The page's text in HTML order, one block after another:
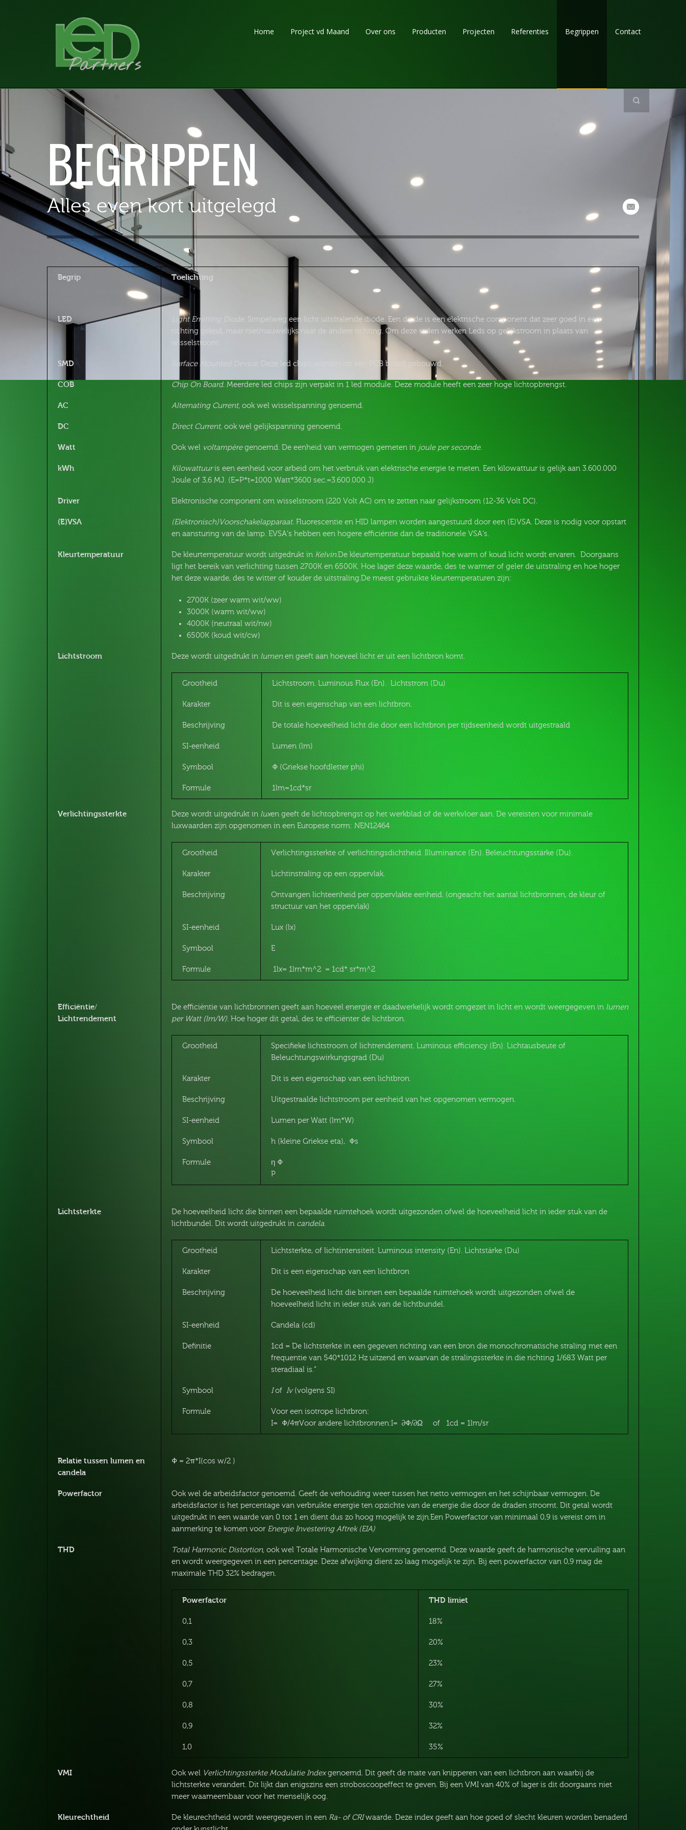
Home Project vd Maand Over ons Producten Projecten Referenties Begrippen Contact
BEGRIPPEN
Alles even kort uitgelegd
Begrip Toelichting
LED Light Emitting Diode. Simpelweg een licht uitstralende diode. Een diode is een elektrische component dat zeer goed in een
richting geleid, maar niet/nauwelijks naar de andere richting. Om deze reden werken Leds op gelijkstroom in plaats van
wisselstroom.
SMD Surface Mounted Device. Deze led chips worden op een PCB board gebouwd.
COB Chip On Board. Meerdere led chips zijn verpakt in 1 led module. Deze module heeft een zeer hoge lichtopbrengst.
AC Alternating Current, ook wel wisselspanning genoemd.
DC Direct Current, ook wel gelijkspanning genoemd.
Watt Ook wel voltampèregenoemd. De eenheid van vermogen gemeten in joule per seconde.
kWh Kilowattuuris een eenheid voor arbeid om het verbruik van elektrische energie te meten. Een kilowattuur is gelijk aan 3.600.000
Joule of 3,6 MJ. (E=P*t=1000 Watt*3600 sec.=3.600.000 J)
Driver Elektronische component om wisselstroom (220 Volt AC) om te zetten naar gelijkstroom (12-36 Volt DC).
(E)VSA (Elektronisch)Voorschakelapparaat. Fluorescentie en HID lampen worden aangestuurd door een (E)VSA. Deze is nodig voor opstart
en aansturing van de lamp. EVSA’s hebben een hogere efficiëntie dan de traditionele VSA’s.
Kleurtemperatuur De kleurtemperatuur wordt uitgedrukt in Kelvin.De kleurtemperatuur bepaald hoe warm of koud licht wordt ervaren. Doorgaans
ligt het bereik van verlichting tussen 2700K en 6500K. Hoe lager deze waarde, des te warmer of geler de uitstraling en hoe hoger
het deze waarde, des te witter of kouder de uitstraling.De meest gebruikte kleurtemperaturen zijn:
2700K (zeer warm wit/ww)
3000K (warm wit/ww)
4000K (neutraal wit/nw)
6500K (koud wit/cw)
Lichtstroom Deze wordt uitgedrukt in lumenen geeft aan hoeveel licht er uit een lichtbron komt.
Grootheid Lichtstroom. Luminous Flux (En). Lichtstrom (Du)
Karakter Dit is een eigenschap van een lichtbron.
Beschrijving De totale hoeveelheid licht die door een lichtbron per tijdseenheid wordt uitgestraald
SI-eenheid Lumen (lm)
Symbool Φ (Griekse hoofdletter phi)
Formule 1lm=1cd*sr
Verlichtingssterkte Deze wordt uitgedrukt in luxen geeft de lichtopbrengst op het werkblad of de werkvloer aan. De vereisten voor minimale
luxwaarden zijn opgenomen in een Europese norm: NEN12464
Grootheid Verlichtingssterkte of verlichtingsdichtheid. Illuminance (En). Beleuchtungsstärke (Du).
Karakter Lichtinstraling op een oppervlak.
Beschrijving
Ontvangen lichteenheid per oppervlakte eenheid. (ongeacht het aantal lichtbronnen, de kleur of
structuur van het oppervlak)
SI-eenheid Lux (lx)
Symbool E
Formule 1lx= 1lm*m^2 = 1cd* sr*m^2
Efficiëntie/
Lichtrendement
De efficiëntie van lichtbronnen geeft aan hoeveel energie er daadwerkelijk wordt omgezet in licht en wordt weergegeven in lumen
per Watt (lm/W). Hoe hoger dit getal, des te efficiënter de lichtbron.
Grootheid
Specifieke lichtstroom of lichtrendement. Luminous efficiency (En). Lichtausbeute of
Beleuchtungswirkungsgrad (Du)
Karakter Dit is een eigenschap van een lichtbron.
Beschrijving Uitgestraalde lichtstroom per eenheid van het opgenomen vermogen.
SI-eenheid Lumen per Watt (lm*W)
Symbool h (kleine Griekse eta), Φs
Formule
η Φ
P
Lichtsterkte
De hoeveelheid licht die binnen een bepaalde ruimtehoek wordt uitgezonden ofwel de hoeveelheid licht in ieder stuk van de
lichtbundel. Dit wordt uitgedrukt in candela.
Grootheid Lichtsterkte, of lichtintensiteit. Luminous intensity (En). Lichtstärke (Du)
Karakter Dit is een eigenschap van een lichtbron
Beschrijving
De hoeveelheid licht die binnen een bepaalde ruimtehoek wordt uitgezonden ofwel de
hoeveelheid licht in ieder stuk van de lichtbundel.
SI-eenheid Candela (cd)
Definitie
1cd = De lichtsterkte in een gegeven richting van een bron die monochromatische straling met een
frequentie van 540*1012 Hz uitzend en waarvan de stralingssterkte in die richting 1/683 Watt per
steradiaal is.”
Symbool Iof Iv(volgens SI)
Formule
Voor een isotrope lichtbron:
I= Φ/4πVoor andere lichtbronnen:I= ∂Φ/∂Ω of 1cd = 1lm/sr
Relatie tussen lumen en
candela
Φ = 2π*I(cos⁡ w/2 )
Powerfactor
Ook wel de arbeidsfactor genoemd. Geeft de verhouding weer tussen het netto vermogen en het schijnbaar vermogen. De
arbeidsfactor is het percentage van verbruikte energie ten opzichte van de energie die door de draden stroomt. Dit getal wordt
uitgedrukt in een waarde van 0 tot 1 en dient dus zo hoog mogelijk te zijn.Een Powerfactor van minimaal 0,9 is vereist om in
aanmerking te komen voor Energie Investering Aftrek (EIA)
THD Total Harmonic Distortion, ook wel Totale Harmonische Vervorming genoemd. Deze waarde geeft de harmonische vervuiling aan
en wordt weergegeven in een percentage. Deze afwijking dient zo laag mogelijk te zijn. Bij een powerfactor van 0,9 mag de
maximale THD 32% bedragen.
Powerfactor THD limiet
0,1 18%
0,3 20%
0,5 23%
0,7 27%
0,8 30%
0,9 32%
1,0 35%
VMI Ook wel Verlichtingssterkte Modulatie Indexgenoemd. Dit geeft de mate van knipperen van een lichtbron aan waarbij de
lichtsterkte verandert. Dit lijkt dan enigszins een stroboscoopeffect te geven. Bij een VMI van 40% of lager is dit doorgaans niet
meer waarneembaar voor het menselijk oog.
Kleurechtheid De kleurechtheid wordt weergegeven in een Ra- of CRIwaarde. Deze index geeft aan hoe goed of slecht kleuren worden benaderd